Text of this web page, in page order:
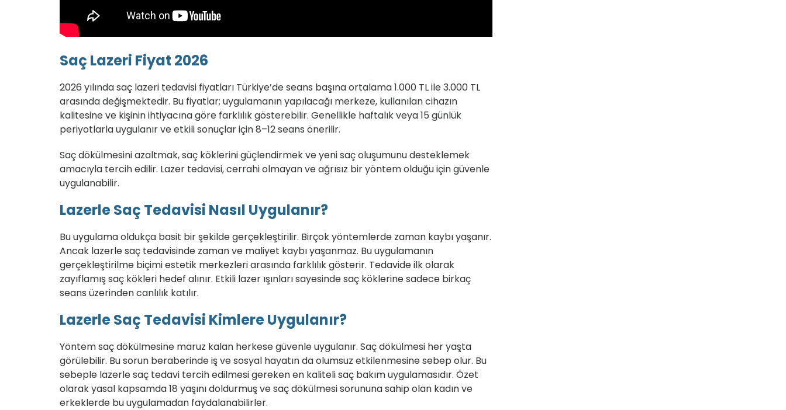
Saç Lazeri Fiyat 2026
2026 yılında saç lazeri tedavisi fiyatları Türkiye’de seans başına ortalama 1.000 TL ile 3.000 TL
arasında değişmektedir. Bu fiyatlar; uygulamanın yapılacağı merkeze, kullanılan cihazın
kalitesine ve kişinin ihtiyacına göre farklılık gösterebilir. Genellikle haftalık veya 15 günlük
periyotlarla uygulanır ve etkili sonuçlar için 8–12 seans önerilir.
Saç dökülmesini azaltmak, saç köklerini güçlendirmek ve yeni saç oluşumunu desteklemek
amacıyla tercih edilir. Lazer tedavisi, cerrahi olmayan ve ağrısız bir yöntem olduğu için güvenle
uygulanabilir.
Lazerle Saç Tedavisi Nasıl Uygulanır?
Bu uygulama oldukça basit bir şekilde gerçekleştirilir. Birçok yöntemlerde zaman kaybı yaşanır.
Ancak lazerle saç tedavisinde zaman ve maliyet kaybı yaşanmaz. Bu uygulamanın
gerçekleştirilme biçimi estetik merkezleri arasında farklılık gösterir. Tedavide ilk olarak
zayıflamış saç kökleri hedef alınır. Etkili lazer ışınları sayesinde saç köklerine sadece birkaç
seans üzerinden canlılık katılır.
Lazerle Saç Tedavisi Kimlere Uygulanır?
Yöntem saç dökülmesine maruz kalan herkese güvenle uygulanır. Saç dökülmesi her yaşta
görülebilir. Bu sorun beraberinde iş ve sosyal hayatın da olumsuz etkilenmesine sebep olur. Bu
sebeple lazerle saç tedavi tercih edilmesi gereken en kaliteli saç bakım uygulamasıdır. Özet
olarak yasal kapsamda 18 yaşını doldurmuş ve saç dökülmesi sorununa sahip olan kadın ve
erkeklerde bu uygulamadan faydalanabilirler.